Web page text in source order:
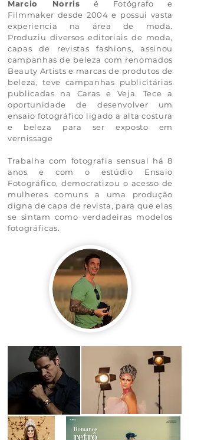
Marcio Norris é Fotógrafo e
Filmmaker desde 2004 e possui vasta
experiencia na área de moda.
Produziu diversos editoriais de moda,
capas de revistas fashions, assinou
campanhas de beleza com renomados
Beauty Artists e marcas de produtos de
beleza, teve campanhas publicitárias
publicadas na Caras e Veja. Tece a
oportunidade de desenvolver um
ensaio fotográfico ligado a alta costura
e beleza para ser exposto em
vernissage
Trabalha com fotografia sensual há 8
anos e com o estúdio Ensaio
Fotográfico, democratizou o acesso de
mulheres comuns a uma produção
digna de capa de revista, para que elas
se sintam como verdadeiras modelos
fotográficas.